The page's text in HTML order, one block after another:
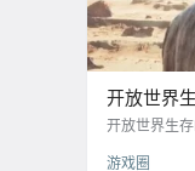
开放世界
正式公开
开放世界生
页现已上线。
游戏圈